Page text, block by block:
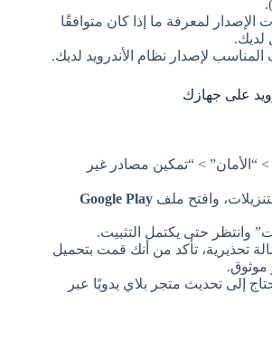
لمعرفة ما إذا كان متوافقًا
لديك.
لإصدار نظام الأندرويد لديك.
> “الأمان” > “تمكين مصادر غير
وافتح ملف Google Play
وانتظر حتى يكتمل التثبيت.
تحذيرية، تأكد من أنك قمت بتحميل
إلى تحديث متجر بلاي يدويًا عبر